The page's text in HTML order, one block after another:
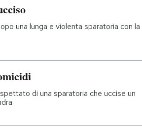
una lunga e violenta sparatoria con la
di una sparatoria che uccise un